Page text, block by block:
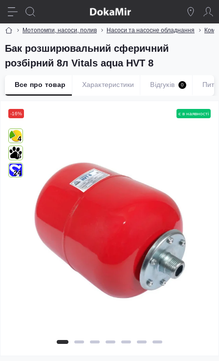
Мотопомпи, насоси, полив Насоси та насосне обладнання
Бак розширювальний сферичний
розбірний 8л Vitals aqua HVT 8
Все про товар Характеристики Відгуків 0
-16% є в наявності
4
6
24